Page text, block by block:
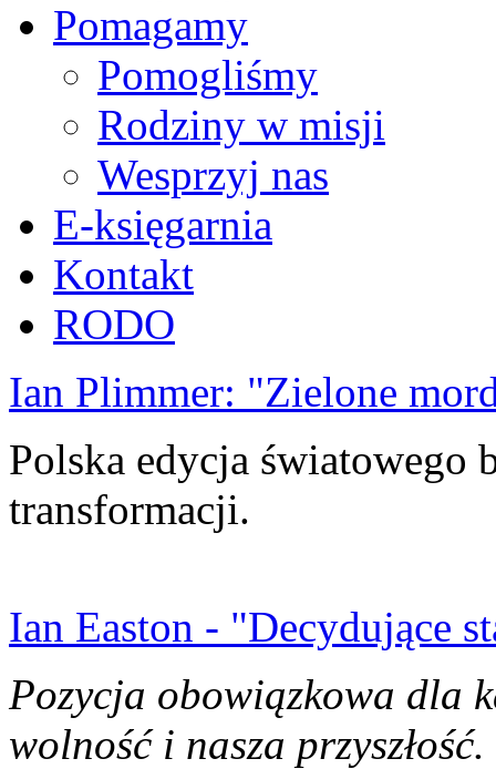
Pomagamy
Pomogliśmy
Rodziny w misji
Wesprzyj nas
E-księgarnia
Kontakt
RODO
Ian Plimmer: "Zielone
Polska edycja światowego
transformacji.
Ian Easton - "Decydujące
Pozycja obowiązkowa dla
wolność i nasza przyszłość.